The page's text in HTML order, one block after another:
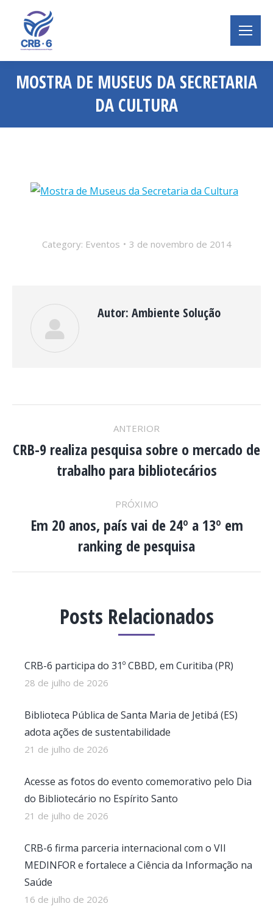
MOSTRA DE MUSEUS DA SECRETARIA
DA CULTURA
Você está aqui:
Category: Eventos 3 de novembro de 2014
Autor: Ambiente Solução
NAVEGAÇÃO
DE
ANTERIOR
Post
anterior:
CRB-9 realiza pesquisa sobre o mercado de
trabalho para bibliotecários
PRÓXIMO
Próximo
post:
Em 20 anos, país vai de 24º a 13º em
ranking de pesquisa
Posts Relacionados
CRB-6 participa do 31º CBBD, em Curitiba (PR)
28 de julho de 2026
Biblioteca Pública de Santa Maria de Jetibá (ES)
adota ações de sustentabilidade
21 de julho de 2026
Acesse as fotos do evento comemorativo pelo Dia
do Bibliotecário no Espírito Santo
21 de julho de 2026
CRB-6 firma parceria internacional com o VII
MEDINFOR e fortalece a Ciência da Informação na
Saúde
16 de julho de 2026